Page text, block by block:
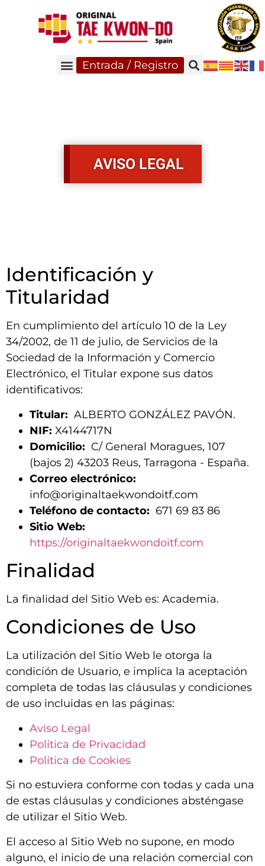
Entrada / Registro
AVISO LEGAL
Identificación y
Titularidad
En cumplimiento del artículo 10 de la Ley
34/2002, de 11 de julio, de Servicios de la
Sociedad de la Información y Comercio
Electrónico, el Titular expone sus datos
identificativos:
Titular: ALBERTO GONZÁLEZ PAVÓN.
NIF: X4144717N
Domicilio: C/ General Moragues, 107
(bajos 2) 43203 Reus, Tarragona - España.
Correo electrónico:
info@originaltaekwondoitf.com
Teléfono de contacto: 671 69 83 86
Sitio Web:
https://originaltaekwondoitf.com
Finalidad
La finalidad del Sitio Web es: Academia.
Condiciones de Uso
La utilización del Sitio Web le otorga la
condición de Usuario, e implica la aceptación
completa de todas las cláusulas y condiciones
de uso incluidas en las páginas:
Aviso Legal
Política de Privacidad
Política de Cookies
Si no estuviera conforme con todas y cada una
de estas cláusulas y condiciones absténgase
de utilizar el Sitio Web.
El acceso al Sitio Web no supone, en modo
alguno, el inicio de una relación comercial con